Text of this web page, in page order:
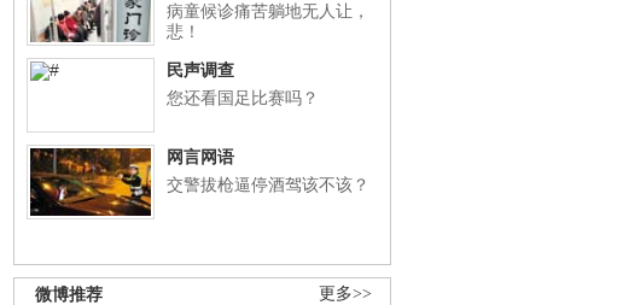
病童候诊痛苦躺地无人让，
悲！
民声调查
您还看国足比赛吗？
网言网语
交警拔枪逼停酒驾该不该？
更多>>
微博推荐